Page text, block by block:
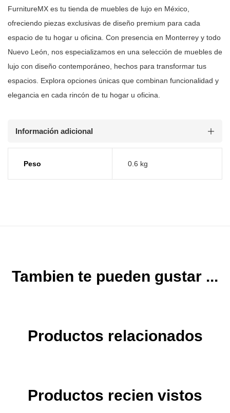
FurnitureMX es tu tienda de muebles de lujo en México,
ofreciendo piezas exclusivas de diseño premium para cada
espacio de tu hogar u oficina. Con presencia en Monterrey y todo
Nuevo León, nos especializamos en una selección de muebles de
lujo con diseño contemporáneo, hechos para transformar tus
espacios. Explora opciones únicas que combinan funcionalidad y
elegancia en cada rincón de tu hogar u oficina.
Información adicional
Peso 0.6 kg
Tambien te pueden gustar ...
Productos relacionados
Productos recien vistos